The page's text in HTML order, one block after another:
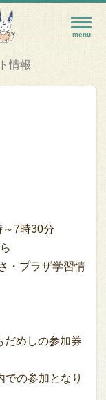
情報
7時30分
・プラザ学習情
めしの参加券
参加となり